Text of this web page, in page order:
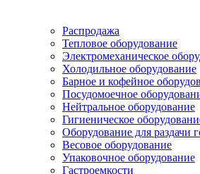
Распродажа
Тепловое оборудование
Электромеханическое
Холодильное оборудование
Барное и кофейное
Посудомоечное
Нейтральное оборудование
Гигиеническое
Оборудование для раздачи
Весовое оборудование
Упаковочное оборудование
Гастроемкости